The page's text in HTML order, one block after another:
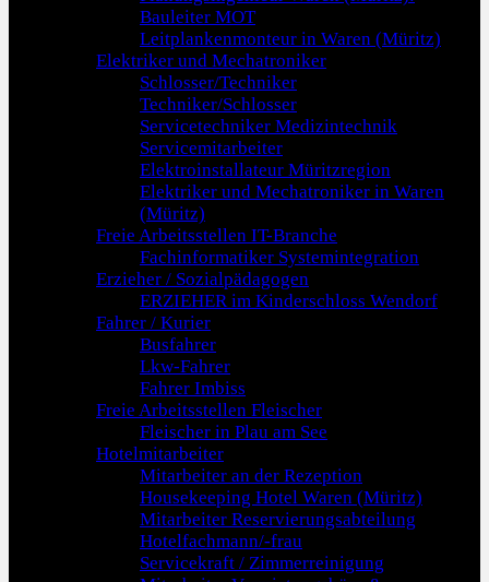
Bauleiter MOT
Leitplankenmonteur in Waren (Müritz)
Elektriker und Mechatroniker
Schlosser/Techniker
Techniker/Schlosser
Servicetechniker Medizintechnik
Servicemitarbeiter
Elektroinstallateur Müritzregion
Elektriker und Mechatroniker in Waren
(Müritz)
Freie Arbeitsstellen IT-Branche
Fachinformatiker Systemintegration
Erzieher / Sozialpädagogen
ERZIEHER im Kinderschloss Wendorf
Fahrer / Kurier
Busfahrer
Lkw-Fahrer
Fahrer Imbiss
Freie Arbeitsstellen Fleischer
Fleischer in Plau am See
Hotelmitarbeiter
Mitarbeiter an der Rezeption
Housekeeping Hotel Waren (Müritz)
Mitarbeiter Reservierungsabteilung
Hotelfachmann/-frau
Servicekraft / Zimmerreinigung